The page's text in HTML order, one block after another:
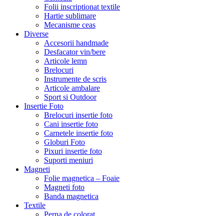
Folii inscriptionat textile
Hartie sublimare
Mecanisme ceas
Diverse
Accesorii handmade
Desfacator vin/bere
Articole lemn
Brelocuri
Instrumente de scris
Articole ambalare
Sport si Outdoor
Insertie Foto
Brelocuri insertie foto
Cani insertie foto
Carnetele insertie foto
Globuri Foto
Pixuri insertie foto
Suporti meniuri
Magneti
Folie magnetica – Foaie
Magneti foto
Banda magnetica
Textile